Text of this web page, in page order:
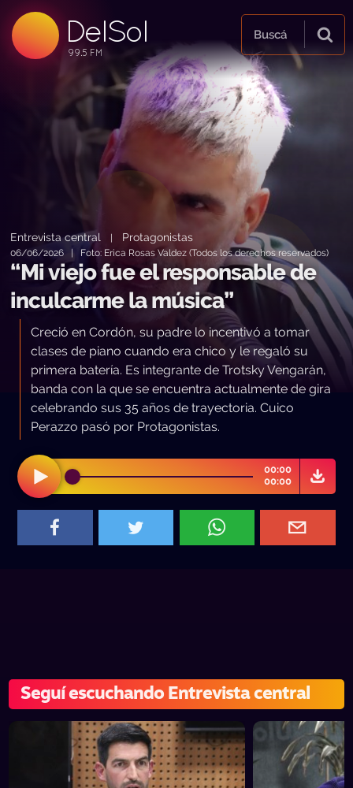
DelSol
99.5 FM
99.5 FM
99.5 FM
Buscá
Entrevista central Protagonistas
06/06/2026 | Foto: Erica Rosas Valdez (Todos los derechos reservados)
“Mi viejo fue el responsable de
inculcarme la música”
Creció en Cordón, su padre lo incentivó a tomar
clases de piano cuando era chico y le regaló su
primera batería. Es integrante de Trotsky Vengarán,
banda con la que se encuentra actualmente de gira
celebrando sus 35 años de trayectoria. Cuico
Perazzo pasó por Protagonistas.
00:00
00:00
Seguí escuchando Entrevista central